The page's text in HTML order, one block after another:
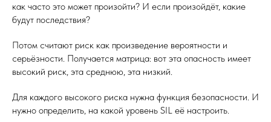
как часто это может произойти? И если произойдёт, какие
будут последствия?
Потом считают риск как произведение вероятности и
серьёзности. Получается матрица: вот эта опасность имеет
высокий риск, эта среднюю, эта низкий.
Для каждого высокого риска нужна функция безопасности. И
нужно определить, на какой уровень SIL её настроить.